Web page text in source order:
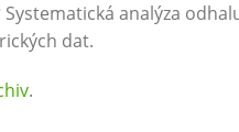
Systematická analýza
dat.
.